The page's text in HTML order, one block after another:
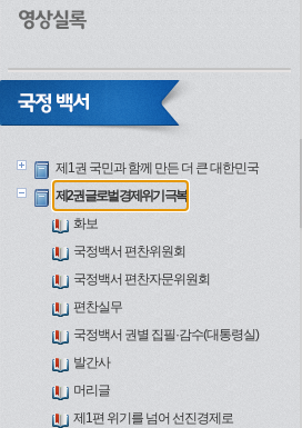
제1권 국민과 함께 만든 더 큰 대한민국
제2권 글로벌 경제위기 극복
화보
국정백서 편찬위원회
국정백서 편찬자문위원회
편찬실무
국정백서 권별 집필·감수(대통령실)
발간사
머리글
제1편 위기를 넘어 선진경제로